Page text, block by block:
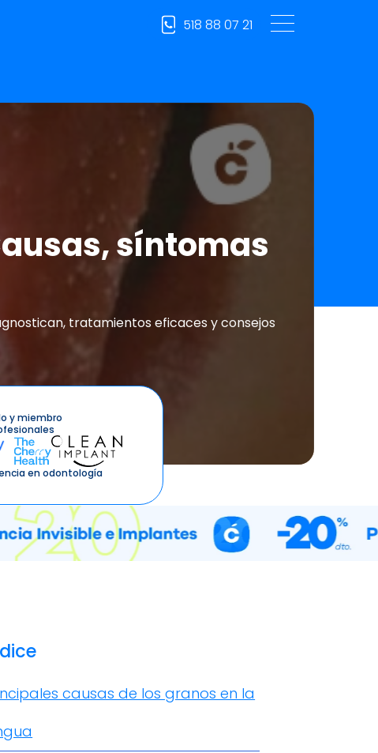
518 88 07 21
síntomas
tratamientos eficaces y consejos
y miembro
en odontología
causas de los granos en la